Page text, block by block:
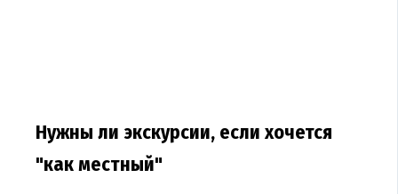
Нужны ли экскурсии, если хочется
"как местный"